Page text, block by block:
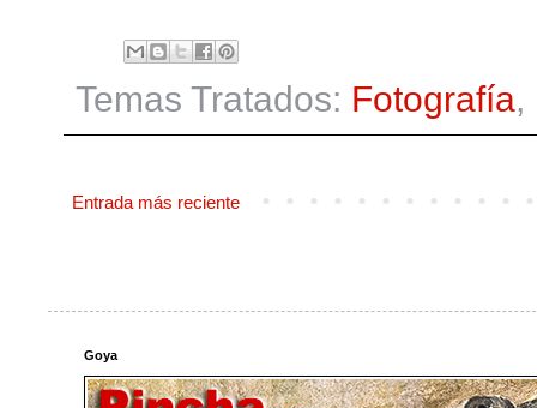
Temas Tratados: Fotografía,
Entrada más reciente
Goya